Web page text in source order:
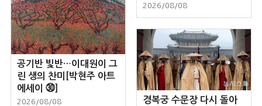
2026/08/08
공기반 빛반…이대원이 그
린 생의 찬미[박현주 아트
에세이 ㉚]
2026/08/08
경복궁 수문장 다시 돌아